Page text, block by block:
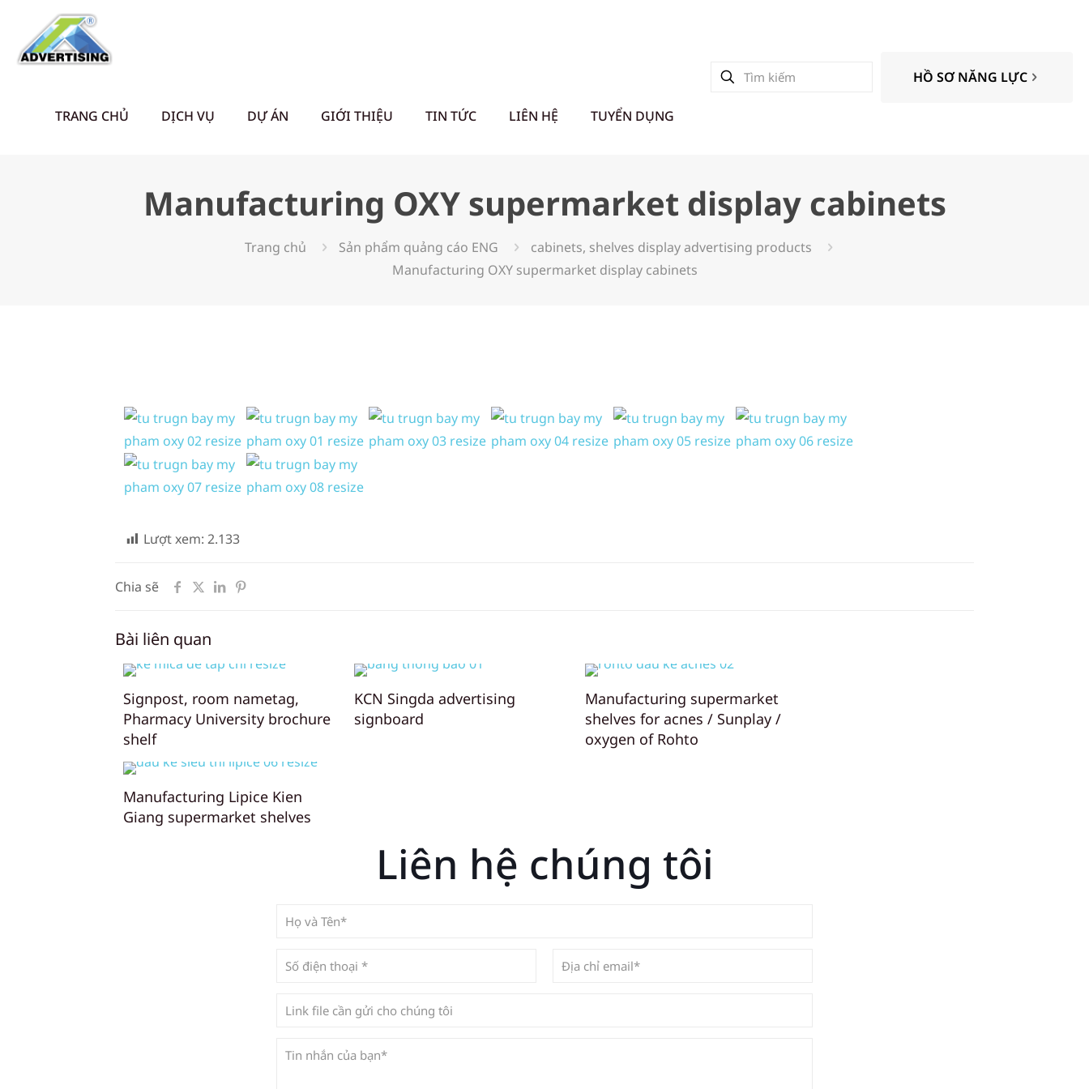
TRANG CHỦ DỊCH VỤ DỰ ÁN GIỚI THIỆU TIN TỨC LIÊN HỆ TUYỂN DỤNG
HỒ SƠ NĂNG LỰC
Manufacturing OXY supermarket display cabinets
Trang chủ Sản phẩm quảng cáo ENG
cabinets, shelves display advertising products
Manufacturing OXY supermarket display cabinets
Lượt xem: 2.133
Chia sẽ
Bài liên quan
Signpost, room nametag,
Pharmacy University brochure
shelf
KCN Singda advertising
signboard
Manufacturing supermarket
shelves for acnes / Sunplay /
oxygen of Rohto
Manufacturing Lipice Kien
Giang supermarket shelves
Liên hệ chúng tôi